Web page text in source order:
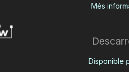
Més
Disponible